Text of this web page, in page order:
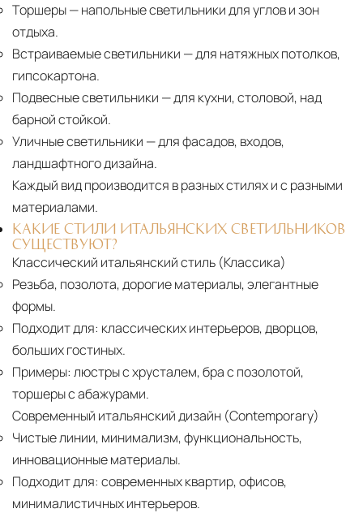
Торшеры— напольные светильники для углов и зон
отдыха.
Встраиваемые светильники — для натяжных потолков,
гипсокартона.
Подвесные светильники — для кухни, столовой, над
барной стойкой.
Уличные светильники — для фасадов, входов,
ландшафтного дизайна.
Каждый вид производится в разных стилях и с разными
материалами.
КАКИЕ СТИЛИ ИТАЛЬЯНСКИХ СВЕТИЛЬНИКОВ
СУЩЕСТВУЮТ?
Классический итальянский стиль (Классика)
Резьба, позолота, дорогие материалы, элегантные
формы.
Подходит для: классических интерьеров, дворцов,
больших гостиных.
Примеры: люстры с хрусталем, бра с позолотой,
торшеры с абажурами.
Современный итальянский дизайн (Contemporary)
Чистые линии, минимализм, функциональность,
инновационные материалы.
Подходит для: современных квартир, офисов,
минималистичных интерьеров.